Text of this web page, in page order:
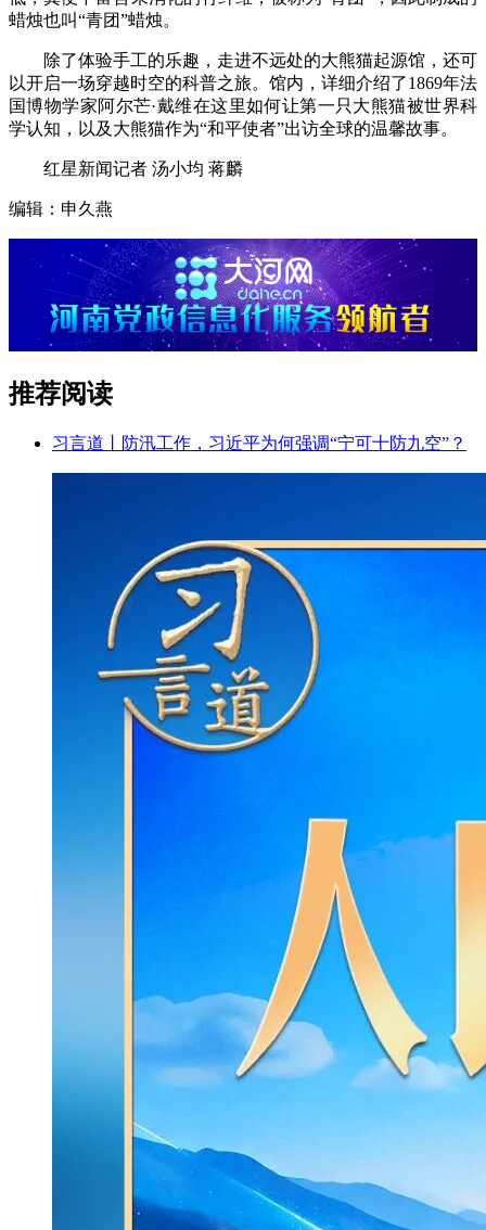
蜡烛也叫“青团”蜡烛。
除了体验手工的乐趣，走进不远处的大熊猫起源馆，还可
以开启一场穿越时空的科普之旅。馆内，详细介绍了1869年法
国博物学家阿尔芒·戴维在这里如何让第一只大熊猫被世界科
学认知，以及大熊猫作为“和平使者”出访全球的温馨故事。
红星新闻记者 汤小均 蒋麟
编辑：申久燕
推荐阅读
习言道丨防汛工作，习近平为何强调“宁可十防九空”？